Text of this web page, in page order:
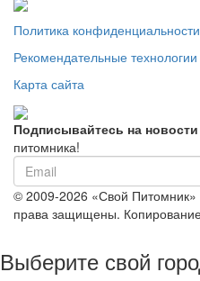
Политика конфиденциальности
Рекомендательные технологии
Карта сайта
Подписывайтесь на новости
питомника!
© 2009-2026 «Свой
права защищены.
Выберите свой